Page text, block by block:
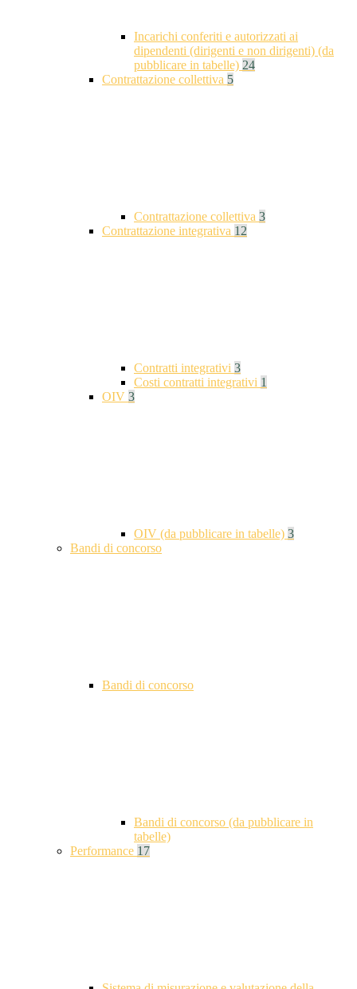
Incarichi conferiti e autorizzati ai
dipendenti (dirigenti e non dirigenti) (da
pubblicare in tabelle) 24
Contrattazione collettiva 5
Contrattazione collettiva 3
Contrattazione integrativa 12
Contratti integrativi 3
Costi contratti integrativi 1
OIV 3
OIV (da pubblicare in tabelle) 3
Bandi di concorso
Bandi di concorso
Bandi di concorso (da pubblicare in
tabelle)
Performance 17